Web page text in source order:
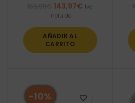
El
precio
era:
159,95€.
143,97€ El
es:
143,97€.
Iva
incluido
AÑADIR AL
CARRITO
-10%